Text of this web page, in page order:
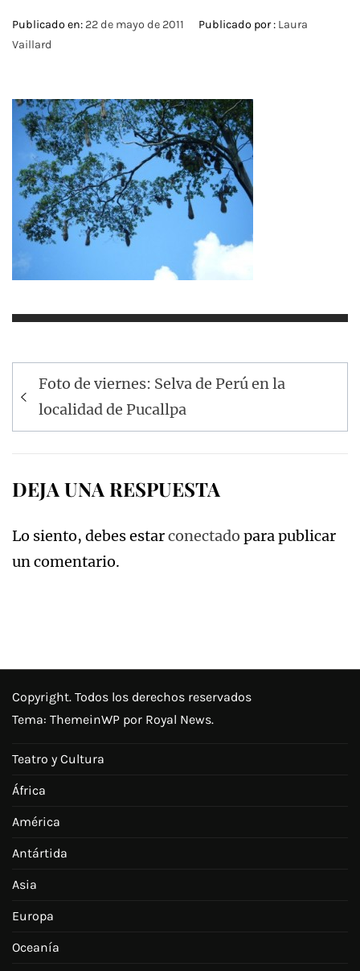
Publicado en: 22 de mayo de 2011 Publicado por : Laura
Vaillard
Navegación
de
entradas
Foto de viernes: Selva de Perú en la
localidad de Pucallpa
DEJA UNA RESPUESTA
Lo siento, debes estarconectado para publicar
un comentario.
Copyright. Todos los derechos reservados
Tema: ThemeinWP por Royal News.
Teatro y Cultura
África
América
Antártida
Asia
Europa
Oceanía